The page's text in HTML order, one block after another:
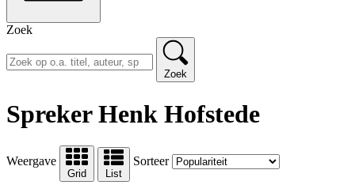
Zoek
Zoek
Spreker Henk Hofstede
Weergave
Grid List
Sorteer